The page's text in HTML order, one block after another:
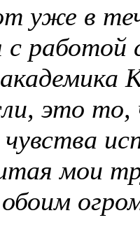
уже в
с работой
это то,
мои